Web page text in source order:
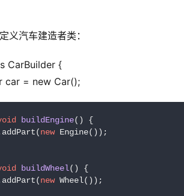
义汽车建造者类：
CarBuilder {
car = new Car();
buildEngine()
{
new Engine());
buildWheel()
{
new Wheel());